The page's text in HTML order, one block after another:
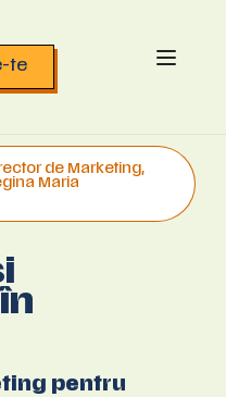
te
de Marketing,
Maria
pentru